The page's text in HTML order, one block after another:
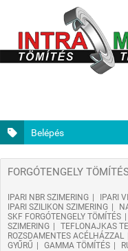
Belépés
FORGÓTENGELY
IPARI NBR SZIMERING
IPARI
IPARI SZILIKON SZIMERING
SKF FORGÓTENGELY TÖMÍTÉS
SZIMERING
TEFLONAJKAS
ROZSDAMENTES ACÉLHÁZZAL
GYŰRŰ
GAMMA TÖMÍTÉS